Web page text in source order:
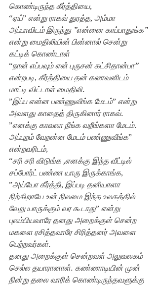
கொண்டிருந்த கீர்த்தியை,
“ஏய்” என்று ராகவ் துரத்த, அம்மா
அப்பாவிடம் இருந்து ”என்னை காப்பாதுங்க”
என்று மைதிலியின் பின்னால் சென்று
கட்டிக் கொண்டாள்
“நான் எப்பவும் என் புருசன் கட்சிதான்பா”
என்றபடி, கீர்த்தியை தன் கணவனிடம்
மாட்டி விட்டாள் மைதிலி.
”இப்ப என்ன பண்ணுவீங்க மேடம்” என்று
அவளது காதைத் திருகினார் ராகவ்.
”எனக்கு காவலா நீங்க வறீங்களா மேடம்.
அப்புறம் வேறன்ன மேடம் பண்ணுவீங்க”
என்றவரிடம்,
“சரி சரி விடுங்க ,எனக்கு இந்த வீட்டில்
சப்போர்ட் பண்ண யாரு இருக்காங்க,
”அய்யோ கீர்த்தி, இப்படி தனியாளா
நிற்கிறாயே உன் நிலமை இந்த உலகத்தில்
வேறு யாருக்கும் வர கூடாது” என்று
புலம்பியவாரே தனது அறைக்குள் சென்ற
மகளை ரசித்தவாரே சிரித்தனர் அவளை
பெற்றவர்கள்.
தனது அறைக்குள் சென்றவள் அலுவலகம்
செல்ல தயாரானாள். கண்ணாடியின் முன்
நின்று தலை வாரிக் கொண்டிருந்தவளுக்கு